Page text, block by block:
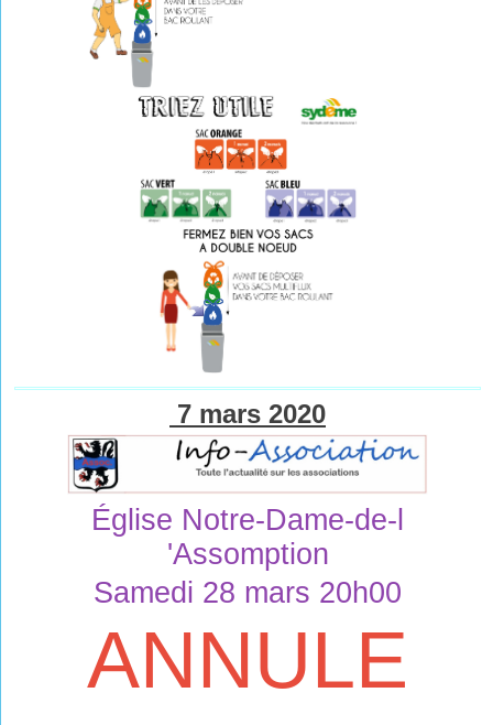
7 mars 2020
Église Notre-Dame-de-l
'Assomption
Samedi 28 mars 20h00
ANNULE